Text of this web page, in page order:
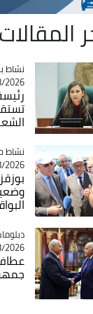
المقالات
نشاط
- 15:14
- 14:59
- 14:48